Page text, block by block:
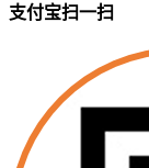
支付宝扫一扫